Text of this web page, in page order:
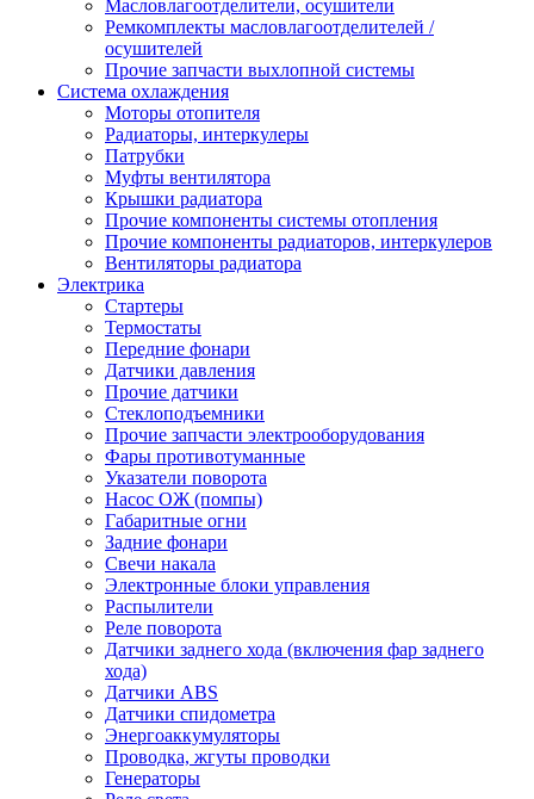
Масловлагоотделители, осушители
Ремкомплекты масловлагоотделителей /
осушителей
Прочие запчасти выхлопной системы
Система охлаждения
Моторы отопителя
Радиаторы, интеркулеры
Патрубки
Муфты вентилятора
Крышки радиатора
Прочие компоненты системы отопления
Прочие компоненты радиаторов, интеркулеров
Вентиляторы радиатора
Электрика
Стартеры
Термостаты
Передние фонари
Датчики давления
Прочие датчики
Стеклоподъемники
Прочие запчасти электрооборудования
Фары противотуманные
Указатели поворота
Насос ОЖ (помпы)
Габаритные огни
Задние фонари
Свечи накала
Электронные блоки управления
Распылители
Реле поворота
Датчики заднего хода (включения фар заднего
хода)
Датчики ABS
Датчики спидометра
Энергоаккумуляторы
Проводка, жгуты проводки
Генераторы